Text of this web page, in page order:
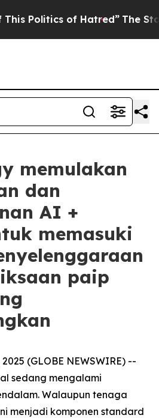
of Hatred” The Story
memulakan
dan
AI +
memasuki
paip
(GLOBE NEWSWIRE) --
sedang mengalami
Walaupun tenaga
menjadi komponen standard